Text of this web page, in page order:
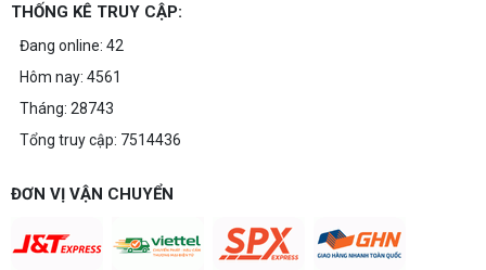
THỐNG KÊ TRUY CẬP:
Đang online: 42
Hôm nay: 4561
Tháng: 28743
Tổng truy cập: 7514436
ĐƠN VỊ VẬN CHUYỂN